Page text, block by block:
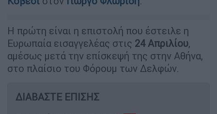
Ευρωπαία εισαγγελέας στις24 Απριλίου
αμέσως μετά την επίσκεψή της στην Αθήνα,
στο πλαίσιο του Φόρουμ των Δελφών.